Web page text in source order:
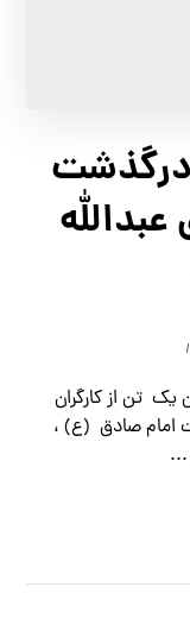
یک تن از کارگران
صادق (ع) ،
...